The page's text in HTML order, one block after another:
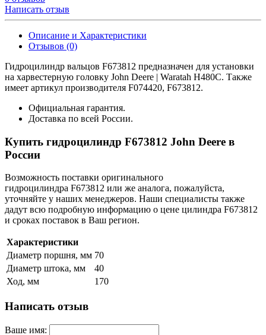
Написать отзыв
Описание и Характеристики
Отзывов (0)
Гидроцилиндр вальцов F673812 предназначен для установки
на харвестерную головку John Deere | Waratah H480C. Также
имеет артикул производителя F074420, F673812.
Официальная гарантия.
Доставка по всей России.
Купить гидроцилиндр F673812 John Deere в
России
Возможность поставки оригинального
гидроцилиндра F673812 или же аналога, пожалуйста,
уточняйте у наших менеджеров. Наши специалисты также
дадут всю подробную информацию о цене цилиндра F673812
и сроках поставок в Ваш регион.
Характеристики
Диаметр поршня, мм 70
Диаметр штока, мм
40
Ход, мм
170
Написать отзыв
Ваше имя: